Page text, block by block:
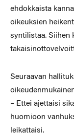
ehdokkaista
oikeuksien
syntilistaa. Siihen
Seuraavan
– Ettei ajettaisi
huomioon
leikattaisi.